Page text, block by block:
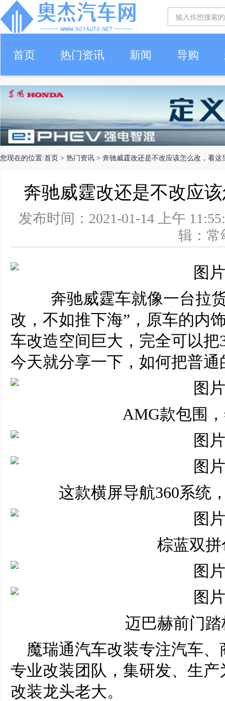
首页 热门资讯 新闻 导购
您现在的位置:首页 > 热门资讯 > 奔驰威霆改还是不改应该怎么改，看这
奔驰威霆改还是不改应
发布时间：2021-01-14 上午
辑：
奔驰威霆车就像一台拉
改，不如推下海”，原车的内
车改造空间巨大，完全可以
今天就分享一下，如何把普
AMG款包围，
这款横屏导航360系统
棕蓝双
迈巴赫前门
魔瑞通汽车改装专注汽车
专业改装团队，集研发、生
改装龙头老大。